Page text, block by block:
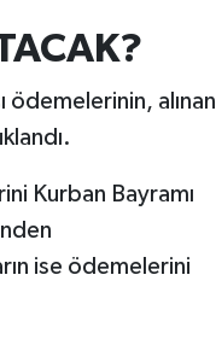
ödemelerinin, alınan
Kurban Bayramı
ise ödemelerini